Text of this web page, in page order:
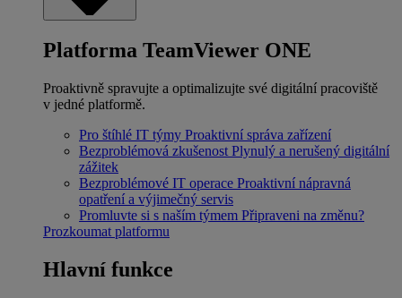
Platforma TeamViewer ONE
Proaktivně spravujte a optimalizujte své digitální pracoviště
v jedné platformě.
Pro štíhlé IT týmy Proaktivní správa zařízení
Bezproblémová zkušenost Plynulý a nerušený digitální
zážitek
Bezproblémové IT operace Proaktivní nápravná
opatření a výjimečný servis
Promluvte si s naším týmem Připraveni na změnu?
Prozkoumat platformu
Hlavní funkce